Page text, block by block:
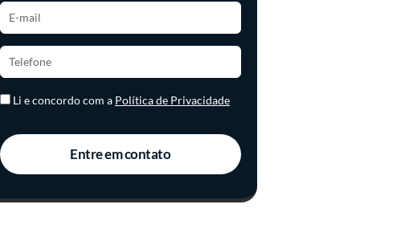
Li e concordo com a Política de Privacidade
Entre em contato